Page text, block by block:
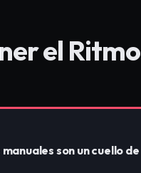
el Ritmo
son un cuello de